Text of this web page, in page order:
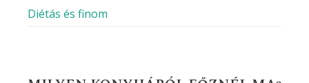
Diétás és finom